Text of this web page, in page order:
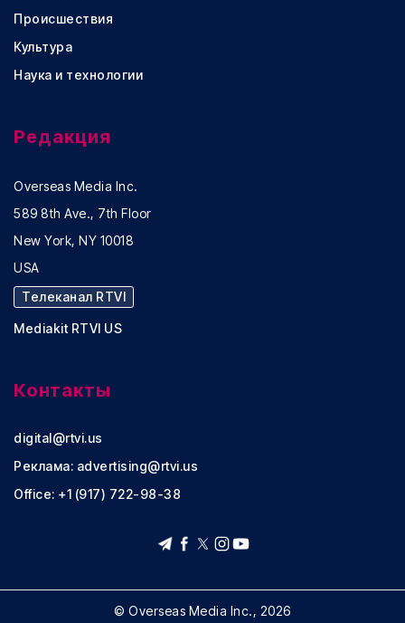
Происшествия
Культура
Наука и технологии
Редакция
Overseas Media Inc.
589 8th Ave., 7th Floor
New York, NY 10018
USA
Телеканал RTVI
Mediakit RTVI US
Контакты
digital@rtvi.us
Реклама: advertising@rtvi.us
Office: +1 (917) 722-98-38
© Overseas Media Inc., 2026